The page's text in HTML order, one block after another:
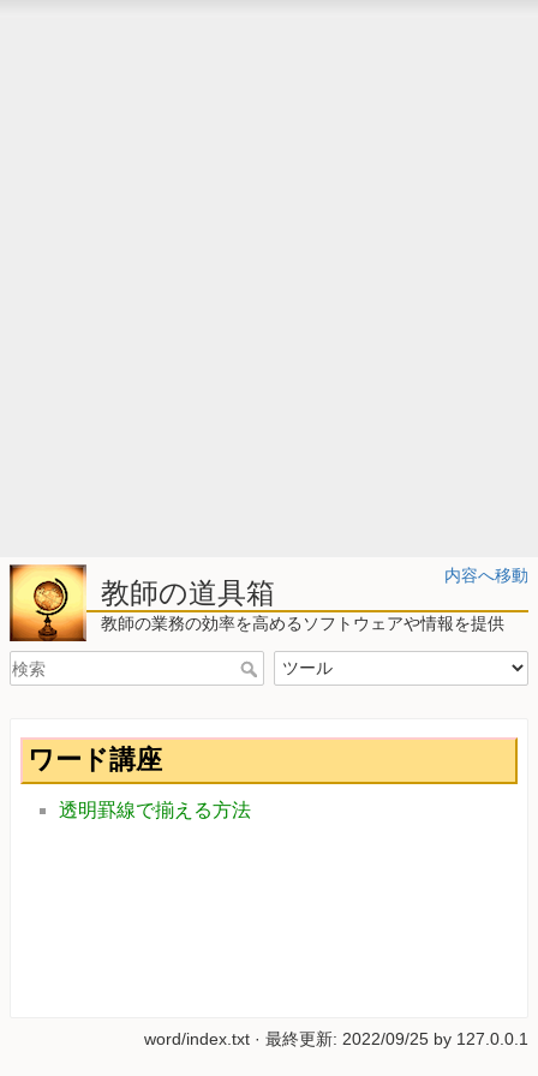
内容へ移動
教師の道具箱
教師の業務の効率を高めるソフトウェアや情報を提供
ワード講座
透明罫線で揃える方法
word/index.txt · 最終更新: 2022/09/25 by 127.0.0.1